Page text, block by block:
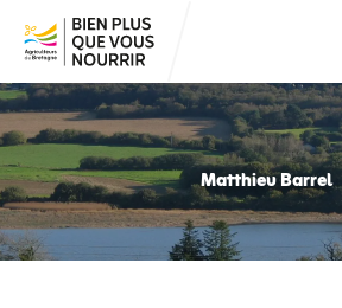
Matthieu Barrel